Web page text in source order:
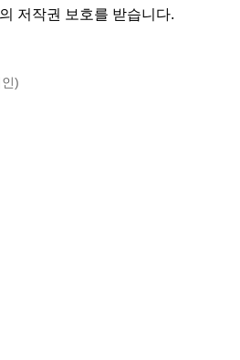
저작권 보호를 받습니다.
)